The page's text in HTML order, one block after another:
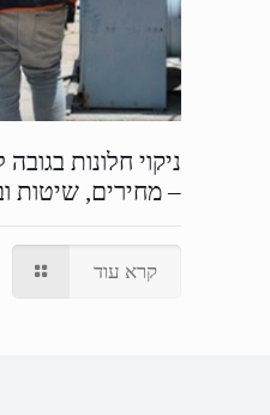
ניקוי חלונות
– מחירים, שיטות
קרא עוד